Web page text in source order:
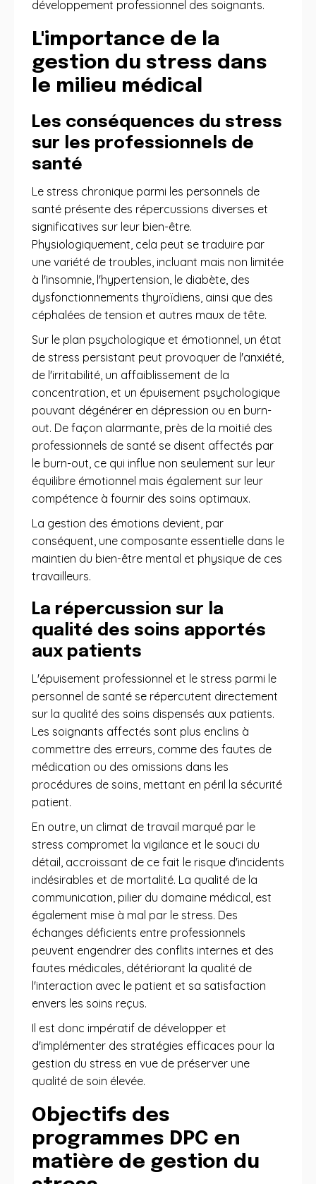
développement professionnel des soignants.
L'importance de la
gestion du stress dans
le milieu médical
Les conséquences du stress
sur les professionnels de
santé
Le stress chronique parmi les personnels de
santé présente des répercussions diverses et
significatives sur leur bien-être.
Physiologiquement, cela peut se traduire par
une variété de troubles, incluant mais non limitée
à l'insomnie, l'hypertension, le diabète, des
dysfonctionnements thyroïdiens, ainsi que des
céphalées de tension et autres maux de tête.
Sur le plan psychologique et émotionnel, un état
de stress persistant peut provoquer de l'anxiété,
de l'irritabilité, un affaiblissement de la
concentration, et un épuisement psychologique
pouvant dégénérer en dépression ou en burn-
out. De façon alarmante, près de la moitié des
professionnels de santé se disent affectés par
le burn-out, ce qui influe non seulement sur leur
équilibre émotionnel mais également sur leur
compétence à fournir des soins optimaux.
La gestion des émotions devient, par
conséquent, une composante essentielle dans le
maintien du bien-être mental et physique de ces
travailleurs.
La répercussion sur la
qualité des soins apportés
aux patients
L'épuisement professionnel et le stress parmi le
personnel de santé se répercutent directement
sur la qualité des soins dispensés aux patients.
Les soignants affectés sont plus enclins à
commettre des erreurs, comme des fautes de
médication ou des omissions dans les
procédures de soins, mettant en péril la sécurité
patient.
En outre, un climat de travail marqué par le
stress compromet la vigilance et le souci du
détail, accroissant de ce fait le risque d'incidents
indésirables et de mortalité. La qualité de la
communication, pilier du domaine médical, est
également mise à mal par le stress. Des
échanges déficients entre professionnels
peuvent engendrer des conflits internes et des
fautes médicales, détériorant la qualité de
l'interaction avec le patient et sa satisfaction
envers les soins reçus.
Il est donc impératif de développer et
d'implémenter des stratégies efficaces pour la
gestion du stress en vue de préserver une
qualité de soin élevée.
Objectifs des
programmes DPC en
matière de gestion du